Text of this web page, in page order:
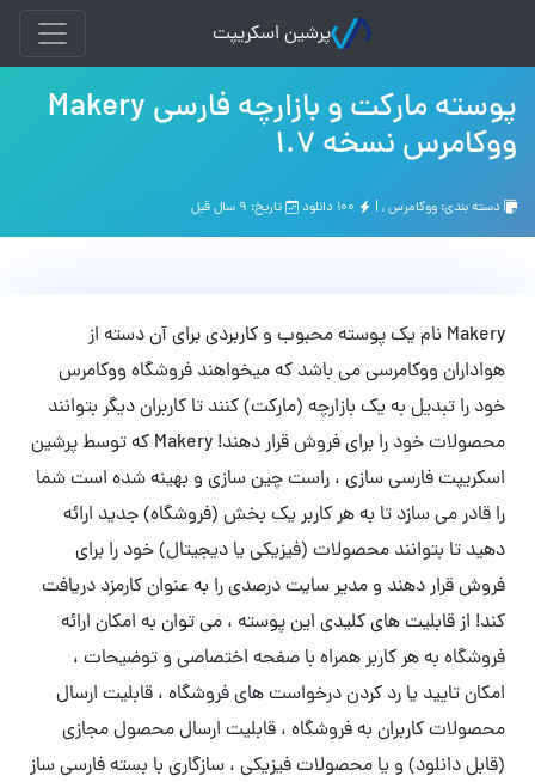
پرشین اسکریپت
پوسته مارکت و بازارچه فارسی Makery
ووکامرس نسخه 1.7
دسته بندی: ووکامرس, | تاریخ: ۹ سال قبل
Makery نام یک پوسته محبوب و کاربردی برای آن دسته از
هواداران ووکامرسی می باشد که میخواهند فروشگاه ووکامرس
خود را تبدیل به یک بازارچه (مارکت) کنند تا کاربران دیگر بتوانند
محصولات خود را برای فروش قرار دهند! Makery که توسط پرشین
اسکریپت فارسی سازی ، راست چین سازی و بهینه شده است شما
را قادر می سازد تا به هر کاربر یک بخش (فروشگاه) جدید ارائه
دهید تا بتوانند محصولات (فیزیکی یا دیجیتال) خود را برای
فروش قرار دهند و مدیر سایت درصدی را به عنوان کارمزد دریافت
کند! از قابلیت های کلیدی این پوسته ، می توان به امکان ارائه
فروشگاه به هر کاربر همراه با صفحه اختصاصی و توضیحات ،
امکان تایید یا رد کردن درخواست های فروشگاه ، قابلیت ارسال
محصولات کاربران به فروشگاه ، قابلیت ارسال محصول مجازی
(قابل دانلود) و یا محصولات فیزیکی ، سازگاری با بسته فارسی ساز